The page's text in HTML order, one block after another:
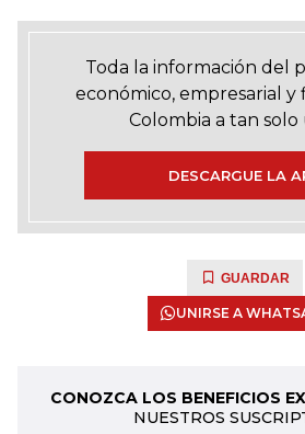
Toda la información del
económico, empresarial y
Colombia a tan solo
DESCARGUE LA
GUARDAR
UNIRSE A
CONOZCA LOS BENEFICIOS
NUESTROS